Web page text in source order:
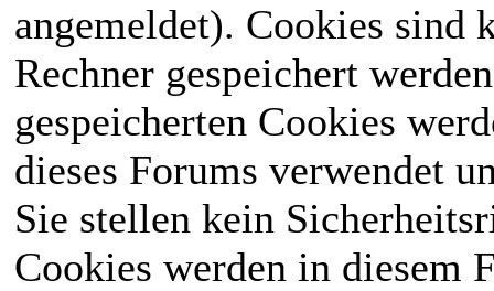
angemeldet). Cookies sind
Rechner gespeichert
gespeicherten Cookies
dieses Forums verwendet
Sie stellen kein
Cookies werden in diesem